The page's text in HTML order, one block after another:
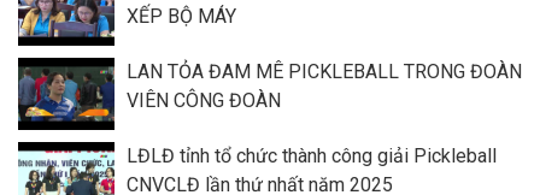
XẾP BỘ MÁY
LAN TỎA ĐAM MÊ PICKLEBALL TRONG ĐOÀN
VIÊN CÔNG ĐOÀN
LĐLĐ tỉnh tổ chức thành công giải Pickleball
CNVCLĐ lần thứ nhất năm 2025